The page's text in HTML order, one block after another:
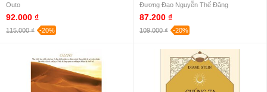
Outo
92.000 ₫
115.000 ₫ -20%
Đương Đạo Nguyễn Thế Đăng
87.200 ₫
109.000 ₫ -20%